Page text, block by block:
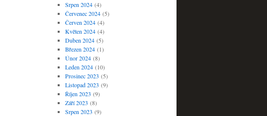
Srpen 2024(4)
Červenec 2024(5)
Červen 2024(4)
Květen 2024(4)
Duben 2024(5)
Březen 2024(1)
Únor 2024(8)
Leden 2024(10)
Prosinec 2023 (5)
Listopad 2023 (9)
Říjen 2023 (9)
Září 2023 (8)
Srpen 2023 (9)